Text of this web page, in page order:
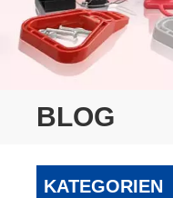
BLOG
KATEGORIEN